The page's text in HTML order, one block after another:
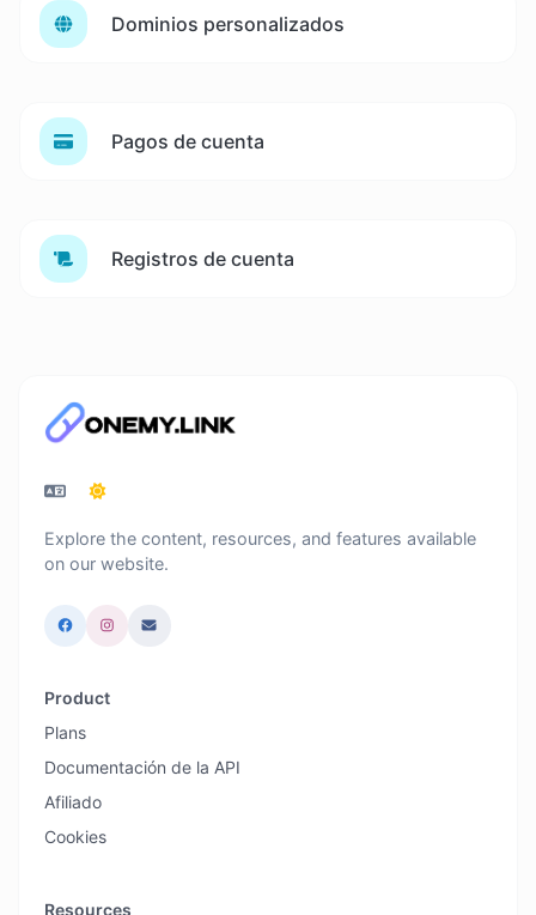
Dominios personalizados
Pagos de cuenta
Registros de cuenta
Explore the content, resources, and features available
on our website.
Product
Plans
Documentación de la API
Afiliado
Cookies
Resources